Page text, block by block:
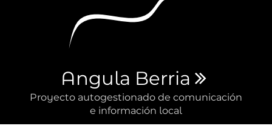
Angula Berria
Proyecto autogestionado de comunicación
e información local